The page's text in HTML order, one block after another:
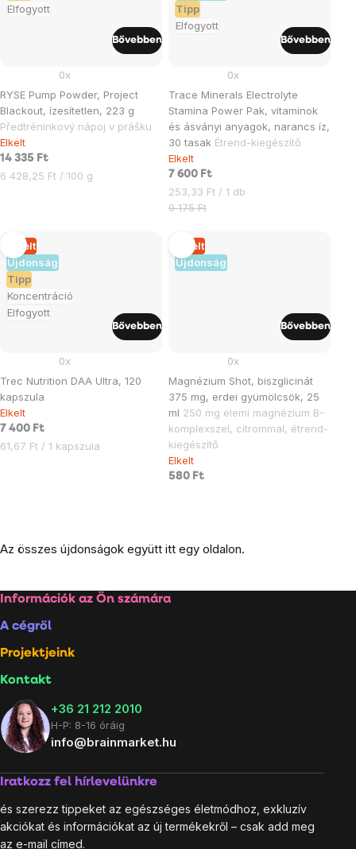
Elfogyott
RYSE Pump Powder, Project
Blackout, ízesítetlen, 223 g
Předtréninkový nápoj v prášku
0x
Elkelt
14 335 Ft
Egységár:
6 428,25 Ft / 100 g
Bővebben
Tipp
Elfogyott
Trace Minerals Electrolyte
Stamina Power Pak, vitaminok
és ásványi anyagok, narancs íz,
30 tasak Étrend-kiegészítő
0x
Elkelt
7 600 Ft
Egységár:
253,33 Ft / 1 db
9 175 Ft
Bővebben
Újdonság
Tipp
Koncentráció
Elfogyott
Elkelt
Trec Nutrition DAA Ultra, 120
kapszula
0x
Elkelt
7 400 Ft
Egységár:
61,67 Ft / 1 kapszula
Bővebben
Újdonság
Elkelt
Magnézium Shot, biszglicinát
375 mg, erdei gyümölcsök, 25
ml 250 mg elemi magnézium B-
komplexszel, citrommal, étrend-
kiegészítő
0x
Elkelt
580 Ft
Bővebben
elemei
Az összes újdonságok együtt itt egy oldalon.
Lábléc
Információk az Ön számára
A cégről
Projektjeink
Kontakt
+36 21 212 2010
H-P: 8-16 óráig
info@brainmarket.hu
Iratkozz fel hírlevelünkre
és szerezz tippeket az egészséges életmódhoz, exkluzív
akciókat és információkat az új termékekről – csak add meg
az e-mail címed.